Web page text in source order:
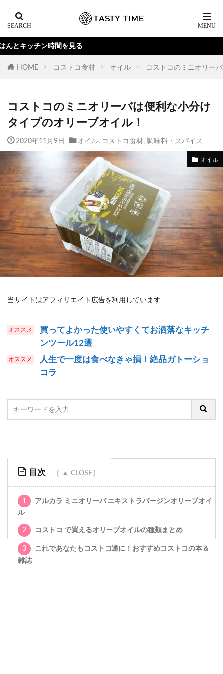
る
HOME コストコ食材 オイル コストコのミニオリー
コストコのミニオリーバは便利な小分け
タイプのオリーブオイル！
2020年11月9日 オイル, コストコ食材, 調味料・スパイス
オイル
当サイトはアフィリエイト広告を利用しています
買ってよかった使いやすくてお洒落なキッチ
ンツール12選
人生で一度は食べなきゃ損！絶品ガトーショ
コラ
目次
1
アルカラ ミニオリーバ エキストラバージンオリーブオイ
ル
2 コストコ で買えるオリーブオイルの種類まとめ
3
これであなたもコストコ通に！おすすめコストコの本＆
雑誌